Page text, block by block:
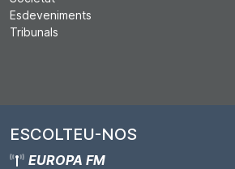
Esdeveniments
Tribunals
ESCOLTEU-NOS
EUROPA FM